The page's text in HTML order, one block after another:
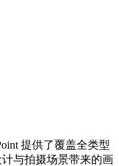
提供了覆盖全类型
与拍摄场景带来的画